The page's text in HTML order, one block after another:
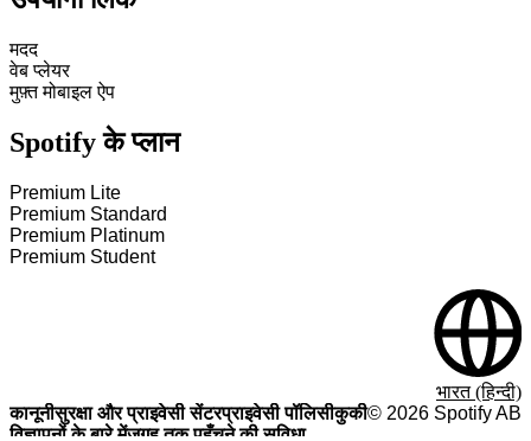
मदद
वेब प्लेयर
मुफ़्त मोबाइल ऐप
Spotify के प्लान
Premium Lite
Premium Standard
Premium Platinum
Premium Student
कानूनीसुरक्षा और प्राइवेसी सेंटरप्राइवेसी पॉलिसीकुकी
विज्ञापनों के बारे मेंजगह तक पहुँचने की सुविधा
© 2026 Spotify AB
भारत (हिन्दी)